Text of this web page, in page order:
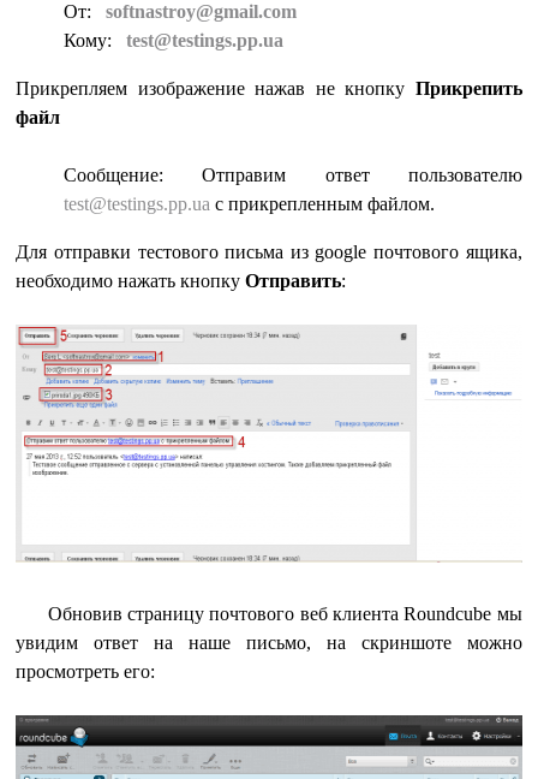
От:softnastroy@gmail.com
Кому:test@testings.pp.ua
Прикрепляем изображение нажав не кнопку Прикрепить
файл
Сообщение: Отправим ответ пользователю
test@testings.pp.ua c прикрепленным файлом.
Для отправки тестового письма из google почтового ящика,
необходимо нажать кнопкуОтправить:
Обновив страницу почтового веб клиента Roundcube мы
увидим ответ на наше письмо, на скриншоте можно
просмотреть его: